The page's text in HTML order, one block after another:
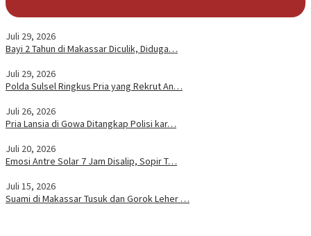
Juli 29, 2026
Bayi 2 Tahun di Makassar Diculik, Diduga…
Juli 29, 2026
Polda Sulsel Ringkus Pria yang Rekrut An…
Juli 26, 2026
Pria Lansia di Gowa Ditangkap Polisi kar…
Juli 20, 2026
Emosi Antre Solar 7 Jam Disalip, Sopir T…
Juli 15, 2026
Suami di Makassar Tusuk dan Gorok Leher …